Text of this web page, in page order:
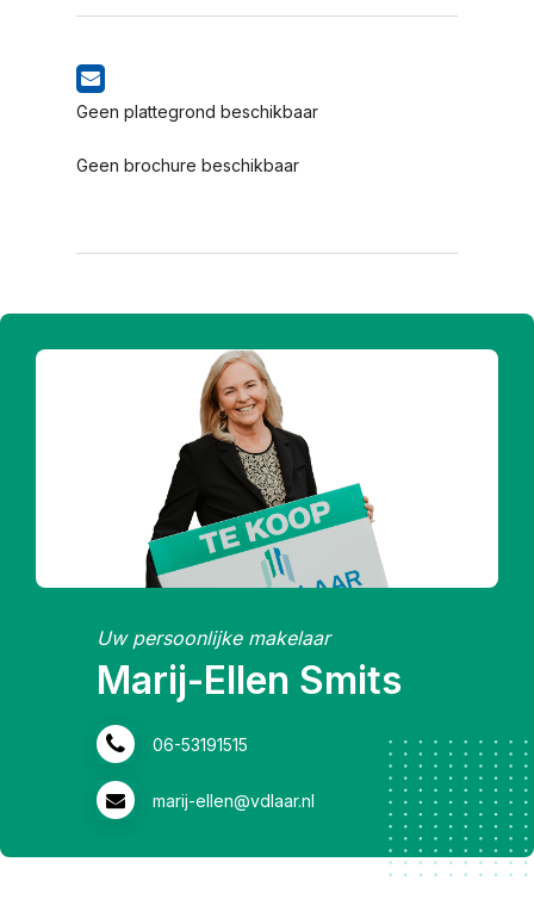
Geen plattegrond beschikbaar
Geen brochure beschikbaar
Uw persoonlijke makelaar
Marij-Ellen Smits
06-53191515
marij-ellen@vdlaar.nl